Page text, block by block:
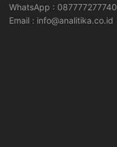
WhatsApp : 087777277740
Email : info@analitika.co.id